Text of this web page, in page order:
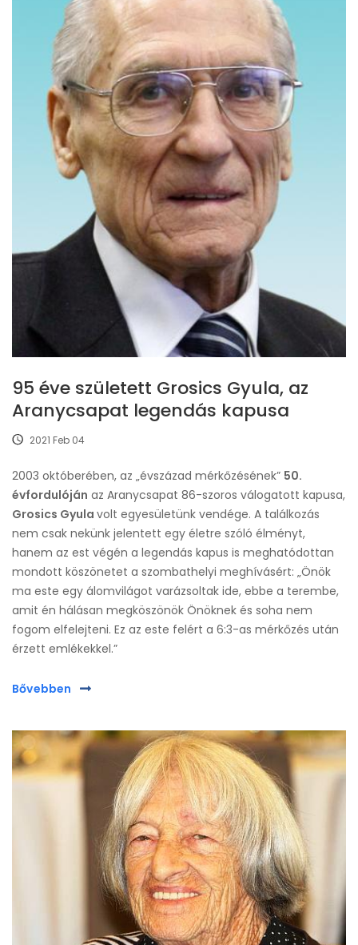
95 éve született Grosics Gyula, az
Aranycsapat legendás kapusa
2021 Feb 04
2003 októberében, az „évszázad mérkőzésének” 50.
évfordulóján az Aranycsapat 86-szoros válogatott kapusa,
Grosics Gyula volt egyesületünk vendége. A találkozás
nem csak nekünk jelentett egy életre szóló élményt,
hanem az est végén a legendás kapus is meghatódottan
mondott köszönetet a szombathelyi meghívásért: „Önök
ma este egy álomvilágot varázsoltak ide, ebbe a terembe,
amit én hálásan megköszönök Önöknek és soha nem
fogom elfelejteni. Ez az este felért a 6:3-as mérkőzés után
érzett emlékekkel.”
Bővebben